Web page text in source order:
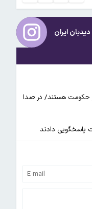
دیدبان ایران
حکومت هستند/ در صدا
پاسخگویی دادند